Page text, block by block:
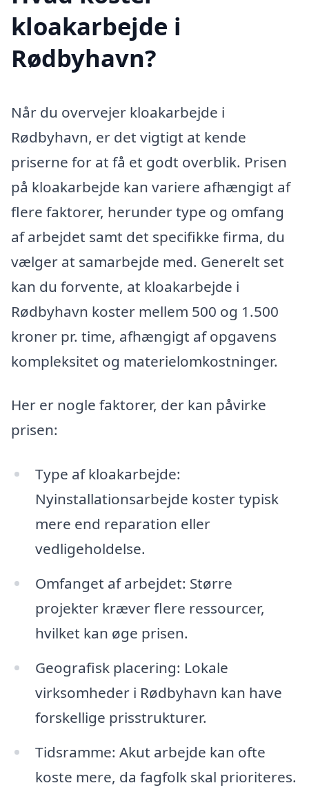
kloakarbejde i
Rødbyhavn?
Når du overvejer kloakarbejde i
Rødbyhavn, er det vigtigt at kende
priserne for at få et godt overblik. Prisen
på kloakarbejde kan variere afhængigt af
flere faktorer, herunder type og omfang
af arbejdet samt det specifikke firma, du
vælger at samarbejde med. Generelt set
kan du forvente, at kloakarbejde i
Rødbyhavn koster mellem 500 og 1.500
kroner pr. time, afhængigt af opgavens
kompleksitet og materielomkostninger.
Her er nogle faktorer, der kan påvirke
prisen:
Type af kloakarbejde:
Nyinstallationsarbejde koster typisk
mere end reparation eller
vedligeholdelse.
Omfanget af arbejdet: Større
projekter kræver flere ressourcer,
hvilket kan øge prisen.
Geografisk placering: Lokale
virksomheder i Rødbyhavn kan have
forskellige prisstrukturer.
Tidsramme: Akut arbejde kan ofte
koste mere, da fagfolk skal prioriteres.